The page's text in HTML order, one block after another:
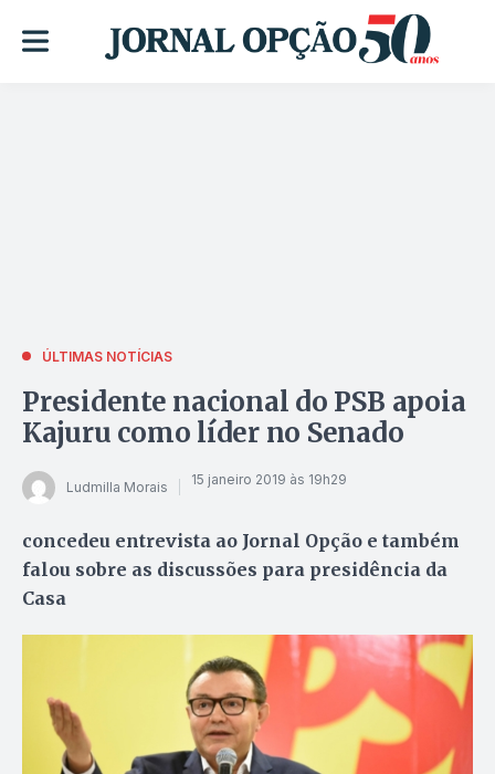
ÚLTIMAS NOTÍCIAS
Presidente nacional do PSB apoia
Kajuru como líder no Senado
Ludmilla Morais 15 janeiro 2019 às 19h29
concedeu entrevista ao Jornal Opção e também
falou sobre as discussões para presidência da
Casa